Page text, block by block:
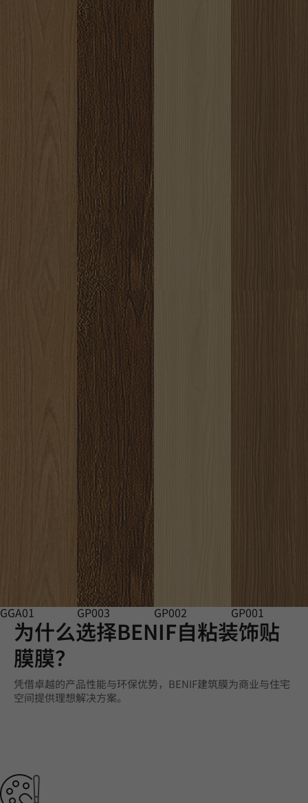
GGA01 GP003 GP002 GP001
为什么选择BENIF自粘装饰贴
膜膜？
凭借卓越的产品性能与环保优势，BENIF建筑膜为商业与住宅
空间提供理想解决方案。